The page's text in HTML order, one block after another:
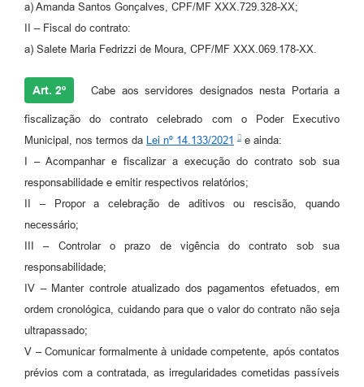
a) Amanda Santos Gonçalves, CPF/MF XXX.729.328-XX;
II – Fiscal do contrato:
a) Salete Maria Fedrizzi de Moura, CPF/MF XXX.069.178-XX.
Art. 2º Cabe aos servidores designados nesta Portaria a
fiscalização do contrato celebrado com o Poder Executivo
Municipal, nos termos da Lei nº 14.133/2021
e ainda:
I – Acompanhar e fiscalizar a execução do contrato sob sua
responsabilidade e emitir respectivos relatórios;
II – Propor a celebração de aditivos ou rescisão, quando
necessário;
III – Controlar o prazo de vigência do contrato sob sua
responsabilidade;
IV – Manter controle atualizado dos pagamentos efetuados, em
ordem cronológica, cuidando para que o valor do contrato não seja
ultrapassado;
V – Comunicar formalmente à unidade competente, após contatos
prévios com a contratada, as irregularidades cometidas passíveis